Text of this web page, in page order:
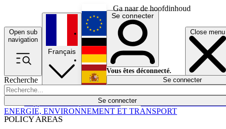
Ga naar de hoofdinhoud
Open sub
navigation
Close menu
Recherche
Se connecter
POLICY AREAS
Économie
Français
English
Deutsch
Español
Se connecter
Vous êtes déconnecté.
Se connecter
ENERGIE, ENVIRONNEMENT ET TRANSPORT